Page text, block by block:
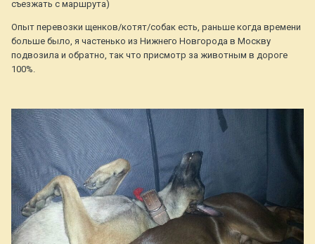
съезжать с маршрута)
Опыт перевозки щенков/котят/собак есть, раньше когда времени
больше было, я частенько из Нижнего Новгорода в Москву
подвозила и обратно, так что присмотр за животным в дороге
100%.